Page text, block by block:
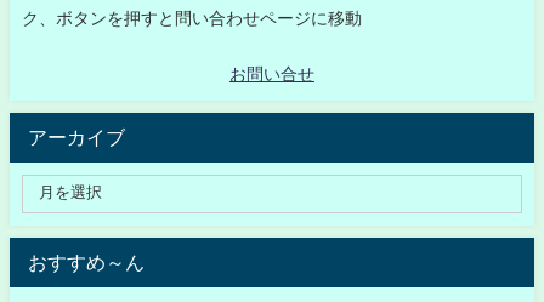
ク、ボタンを押すと問い合わせページに移動
お問い合せ
アーカイブ
おすすめ～ん